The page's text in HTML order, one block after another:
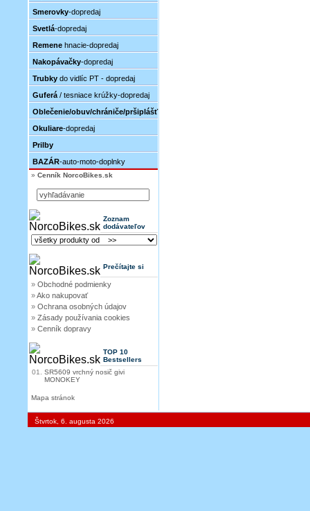
Smerovky-dopredaj
Svetlá-dopredaj
Remene hnacie-dopredaj
Nakopávačky-dopredaj
Trubky do vidlíc PT - dopredaj
Guferá / tesniace krúžky-dopredaj
Oblečenie/obuv/chrániče/pršiplášť
Okuliare-dopredaj
Prilby
BAZÁR-auto-moto-doplnky
» Cenník NorcoBikes.sk
Zoznam
dodávateľov
Prečítajte si
» Obchodné podmienky
»Ako nakupovať
» Ochrana osobných údajov
» Zásady používania cookies
» Cenník dopravy
TOP 10
Bestsellers
01.
SR5609 vrchný nosič givi
MONOKEY
Mapa stránok
Štvrtok, 6. augusta 2026